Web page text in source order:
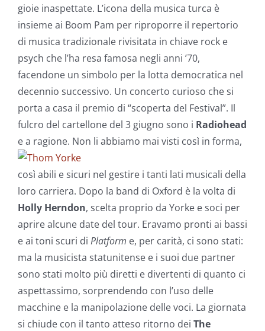
gioie inaspettate. L’icona della musica turca è
insieme ai Boom Pam per riproporre il repertorio
di musica tradizionale rivisitata in chiave rock e
psych che l’ha resa famosa negli anni ’70,
facendone un simbolo per la lotta democratica nel
decennio successivo. Un concerto curioso che si
porta a casa il premio di “scoperta del Festival”. Il
fulcro del cartellone del 3 giugno sono i Radiohead
e a ragione. Non li abbiamo mai visti così in forma,
così abili e sicuri nel gestire i tanti lati musicali della
loro carriera. Dopo la band di Oxford è la volta di
Holly Herndon, scelta proprio da Yorke e soci per
aprire alcune date del tour. Eravamo pronti ai bassi
e ai toni scuri di Platform e, per carità, ci sono stati:
ma la musicista statunitense e i suoi due partner
sono stati molto più diretti e divertenti di quanto ci
aspettassimo, sorprendendo con l’uso delle
macchine e la manipolazione delle voci. La giornata
si chiude con il tanto atteso ritorno dei The